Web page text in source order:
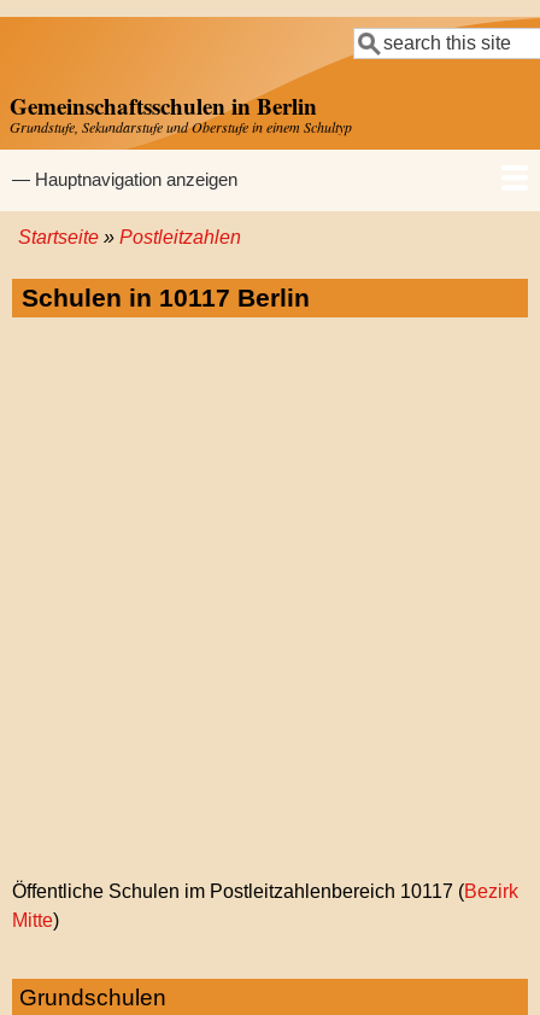
Suche
Gemeinschaftsschulen in Berlin
Grundstufe, Sekundarstufe und Oberstufe in einem Schultyp
Hauptnavigation
— Hauptnavigation anzeigen
Startseite
Gemeinschaftsschulen
Grundschulen
Sekundarschulen
Gymnasien
Startseite Postleitzahlen
Schulen in 10117 Berlin
Öffentliche Schulen im Postleitzahlenbereich 10117 (Bezirk
Mitte)
ViEW
Grundschulen